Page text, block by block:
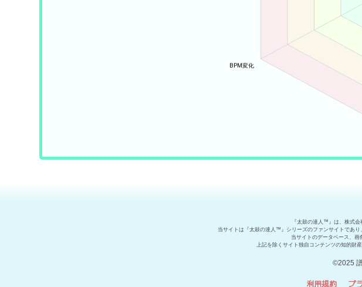
『太鼓の達人™』は、株式会
当サイトは『太鼓の達人™』シリーズのファンサイトであり
当サイトのデータベース、画
上記を除くサイト独自コンテンツの知的財
©2025
利用規約 プ